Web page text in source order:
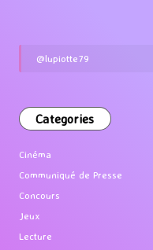
@lupiotte79
Categories
Cinéma
Communiqué de Presse
Concours
Jeux
Lecture